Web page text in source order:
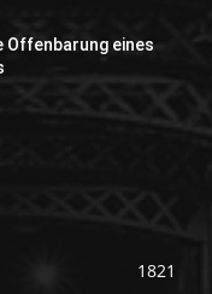
Offenbarung eines
1821